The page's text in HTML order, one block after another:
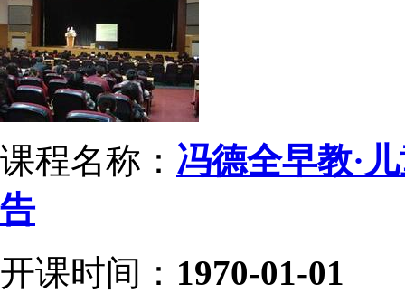
课程名称： 冯德全早教·
告
开课时间： 1970-01-01